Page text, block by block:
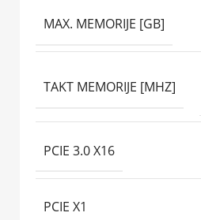
MAX. MEMORIJE [GB]
TAKT MEMORIJE [MHZ]
PCIE 3.0 X16
PCIE X1